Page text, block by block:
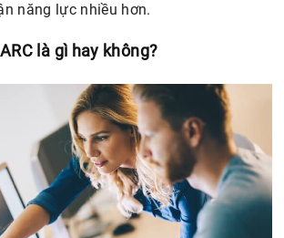
được nhà tuyển dụng phù hợp
năng lực nhiều hơn.
là gì hay không?